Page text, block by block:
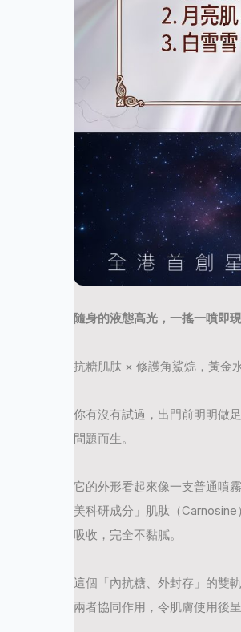
隨身的液態高光，一搖一噴即
抗糖肌肽 × 修護角鯊烷，黃金
你有沒有試過，出門前明明做
問題而生。
它的外形看起來像一支普通噴
美科研成分」肌肽（Carnosine
吸收，完全不黏膩。
這個「內抗糖、外封存」的雙
兩者協同作用，令肌膚使用後